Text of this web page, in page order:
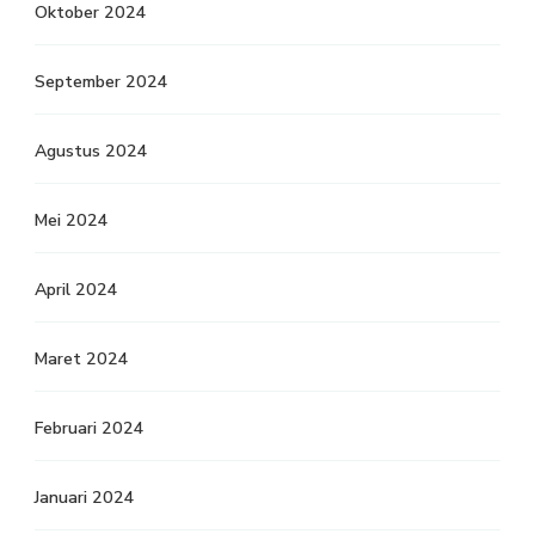
Oktober 2024
September 2024
Agustus 2024
Mei 2024
April 2024
Maret 2024
Februari 2024
Januari 2024